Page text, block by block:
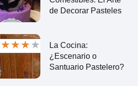
de Decorar Pasteles
★★★★
La Cocina:
¿Escenario o
Santuario Pastelero?